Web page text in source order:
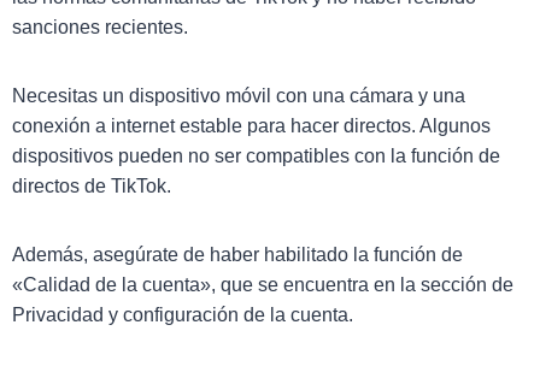
sanciones recientes.
Necesitas un dispositivo móvil con una cámara y una
conexión a internet estable para hacer directos. Algunos
dispositivos pueden no ser compatibles con la función de
directos de TikTok.
Además, asegúrate de haber habilitado la función de
«Calidad de la cuenta», que se encuentra en la sección de
Privacidad y configuración de la cuenta.